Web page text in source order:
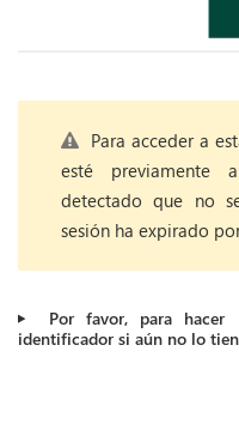
Para acceder a
esté previamente
detectado que no
sesión ha expirado
Por favor, para hacer
identificador si aún no lo